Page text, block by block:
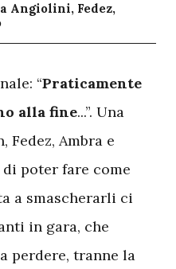
Angiolini, Fedez,
“Praticamente
alla fine...”. Una
Fedez, Ambra e
poter fare come
a smascherarli ci
in gara, che
perdere, tranne la